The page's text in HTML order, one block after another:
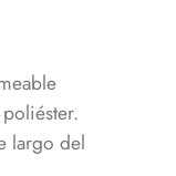
largo del